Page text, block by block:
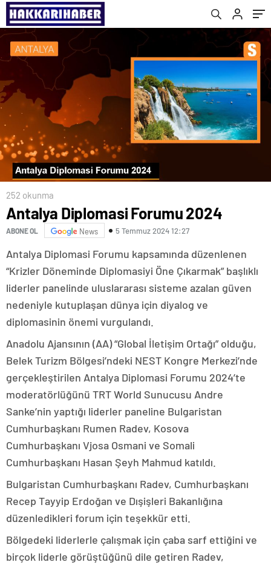
252 okunma
Antalya Diplomasi Forumu 2024
ABONE OL News 5 Temmuz 2024 12:27
Antalya Diplomasi Forumu kapsamında düzenlenen
“Krizler Döneminde Diplomasiyi Öne Çıkarmak” başlıklı
liderler panelinde uluslararası sisteme azalan güven
nedeniyle kutuplaşan dünya için diyalog ve
diplomasinin önemi vurgulandı.
Anadolu Ajansının (AA) “Global İletişim Ortağı” olduğu,
Belek Turizm Bölgesi’ndeki NEST Kongre Merkezi’nde
gerçekleştirilen Antalya Diplomasi Forumu 2024’te
moderatörlüğünü TRT World Sunucusu Andre
Sanke’nin yaptığı liderler paneline Bulgaristan
Cumhurbaşkanı Rumen Radev, Kosova
Cumhurbaşkanı Vjosa Osmani ve Somali
Cumhurbaşkanı Hasan Şeyh Mahmud katıldı.
Bulgaristan Cumhurbaşkanı Radev, Cumhurbaşkanı
Recep Tayyip Erdoğan ve Dışişleri Bakanlığına
düzenledikleri forum için teşekkür etti.
Bölgedeki liderlerle çalışmak için çaba sarf ettiğini ve
birçok liderle görüştüğünü dile getiren Radev,